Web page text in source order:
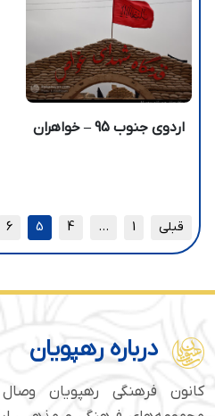
اردوی جنوب 95 – خواهران
قبلی 1
…
4
5
6
درباره رهپویان
کانون فرهنگی رهپویان